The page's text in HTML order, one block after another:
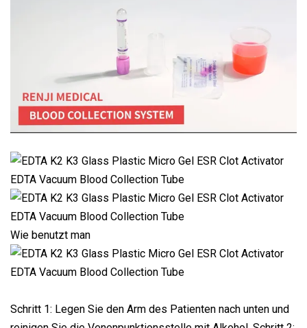
Wie benutzt man
Schritt 1: Legen Sie den Arm des Patienten nach unten und